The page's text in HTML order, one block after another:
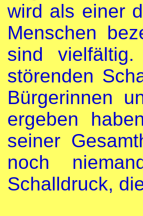
wird als einer
Menschen
sind
störenden
Bürgerinnen
ergeben
seiner
noch
Schalldruck,